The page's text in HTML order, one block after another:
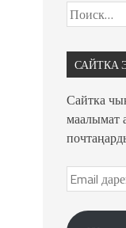
САЙТКА
Сайтка
маалымат